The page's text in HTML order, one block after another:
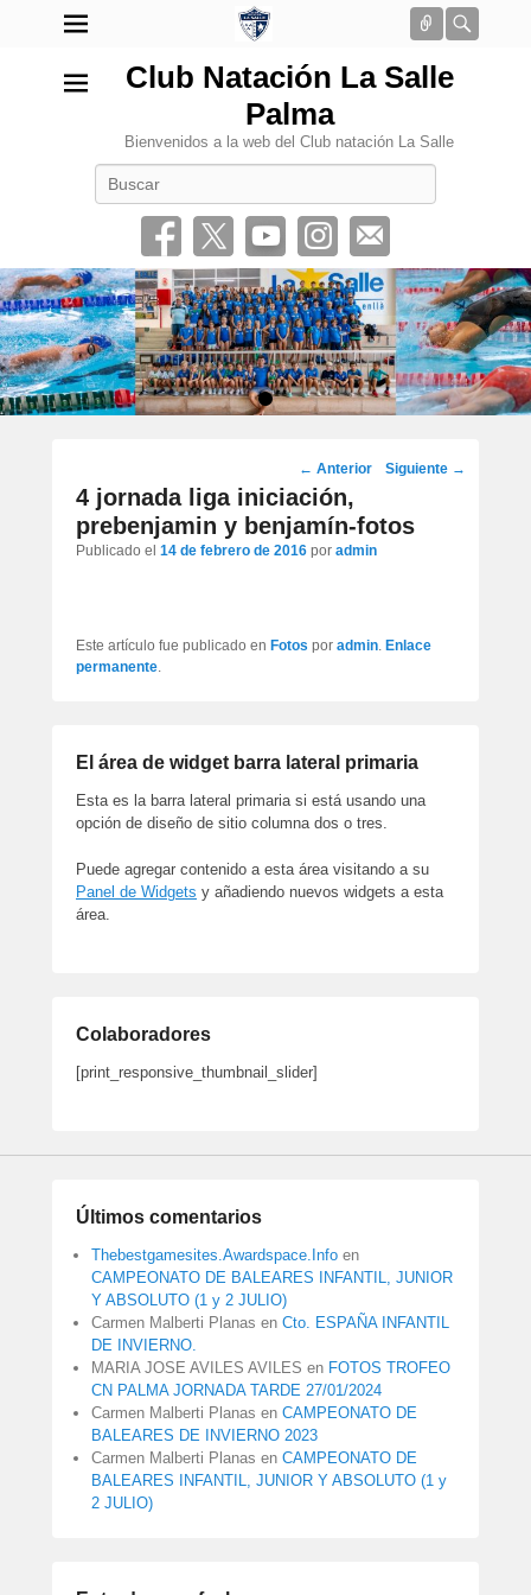
Conectar
Club Natación La Salle
Palma
Bienvenidos a la web del Club natación La Salle
•
Navegación
por
los
artículos
← Anterior Siguiente →
4 jornada liga iniciación,
prebenjamin y benjamín-fotos
Publicado el 14 de febrero de 2016 por admin
Este artículo fue publicado en Fotos por admin. Enlace
permanente.
El área de widget barra lateral primaria
Esta es la barra lateral primaria si está usando una
opción de diseño de sitio columna dos o tres.
Puede agregar contenido a esta área visitando a su
Panel de Widgets y añadiendo nuevos widgets a esta
área.
Colaboradores
[print_responsive_thumbnail_slider]
Últimos comentarios
Thebestgamesites.Awardspace.Info en
CAMPEONATO DE BALEARES INFANTIL, JUNIOR
Y ABSOLUTO (1 y 2 JULIO)
Carmen Malberti Planas en Cto. ESPAÑA INFANTIL
DE INVIERNO.
MARIA JOSE AVILES AVILES en FOTOS TROFEO
CN PALMA JORNADA TARDE 27/01/2024
Carmen Malberti Planas en CAMPEONATO DE
BALEARES DE INVIERNO 2023
Carmen Malberti Planas en CAMPEONATO DE
BALEARES INFANTIL, JUNIOR Y ABSOLUTO (1 y
2 JULIO)